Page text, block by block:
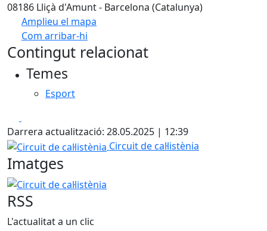
08186 Lliçà d'Amunt - Barcelona (Catalunya)
Amplieu el mapa
Com arribar-hi
+
Contingut relacionat
Temes
Esport
Darrera actualització: 28.05.2025 | 12:39
Circuit de cal·listènia
Circuit de cal·listènia
Imatges
Circuit de cal·listènia
RSS
L'actualitat a un clic